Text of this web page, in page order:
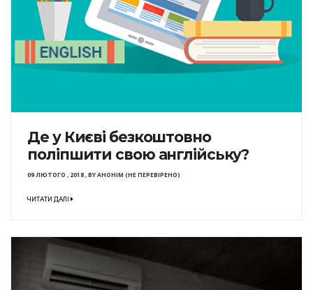
Де у Києві безкоштовно
поліпшити свою англійську?
09 ЛЮТОГО , 2018,BYАНОНІМ (НЕ ПЕРЕВІРЕНО)
ЧИТАТИ ДАЛІ